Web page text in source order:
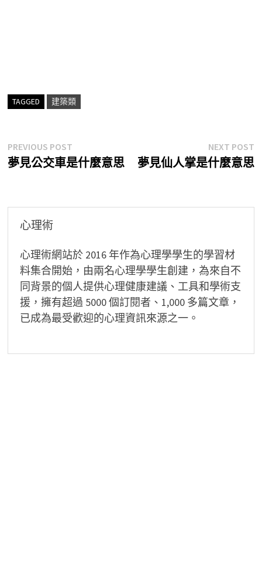
TAGGED 建築類
文
章
覽
PREVIOUS POSTPrevious
post:
夢見公交車是什麼意思
NEXT POST
夢見仙人掌是什麼意思
心理術
心理術網站於 2016 年作為心理學學生的學習材
料集合開始，由兩名心理學學生創建，為來自不
同背景的個人提供心理健康建議、工具和學術支
援，擁有超過 5000 個訂閱者、1,000 多篇文章，
已成為最受歡迎的心理資訊來源之一。